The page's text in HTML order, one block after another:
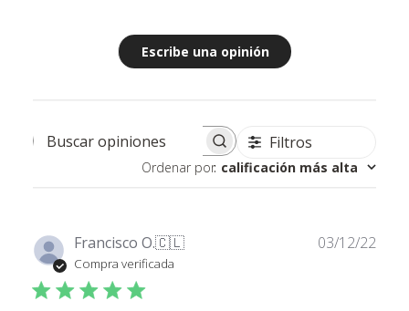
Perfect Nutrientes base han sido desarrollados para su uso hidropónico,
aeropónico, riego por goteo, NFT, inundación y drenaje y sistemas de
cultivo de alimentación de líquido continuas.
Escribe una opinión
Buscar opiniones Filtros
Ordenar por: calificación más alta
Francisco O.🇨🇱
Compra verificada
03/12/22